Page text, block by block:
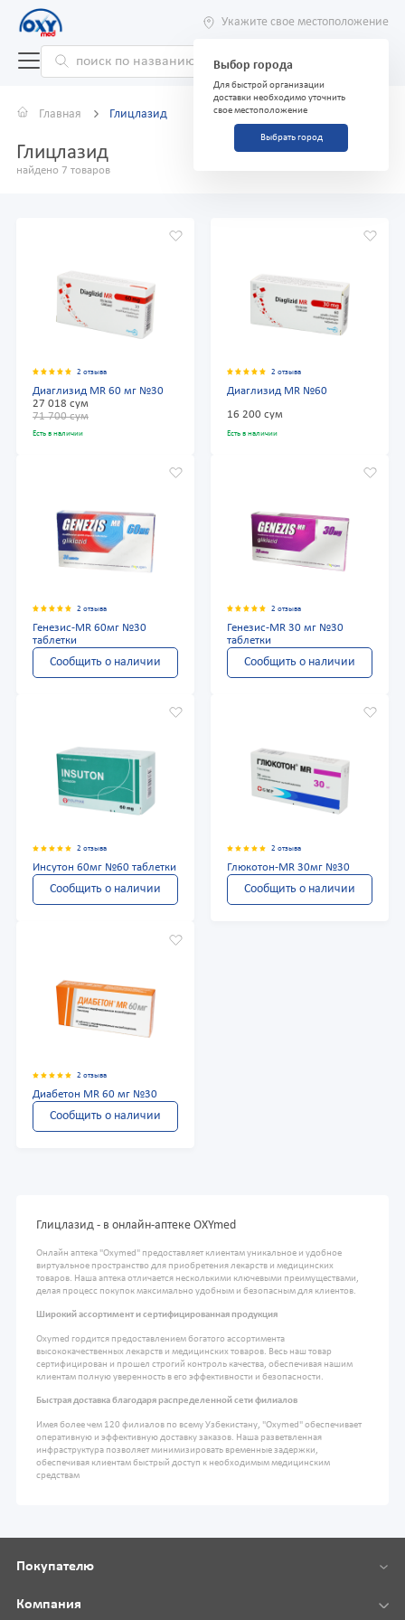
Укажите свое местоположение
Выбор города
Для быстрой организации
доставки необходимо уточнить
свое местоположение
Выбрать город
Главная Глицлазид
Глицлазид
найдено 7 товаров
2 отзыва
Диаглизид MR 60 мг №30
27 018 сум
71 700 сум
Есть в наличии
2 отзыва
Диаглизид MR №60
16 200 сум
Есть в наличии
2 отзыва
Генезис-MR 60мг №30
таблетки
Сообщить о наличии
2 отзыва
Генезис-MR 30 мг №30
таблетки
Сообщить о наличии
2 отзыва
Инсутон 60мг №60 таблетки
Сообщить о наличии
2 отзыва
Глюкотон-MR 30мг №30
Сообщить о наличии
2 отзыва
Диабетон MR 60 мг №30
Сообщить о наличии
Глицлазид - в онлайн-аптеке OXYmed
Онлайн аптека "Oxymed" предоставляет клиентам уникальное и удобное
виртуальное пространство для приобретения лекарств и медицинских
товаров. Наша аптека отличается несколькими ключевыми преимуществами,
делая процесс покупок максимально удобным и безопасным для клиентов.
Широкий ассортимент и сертифицированная продукция
Oxymed гордится предоставлением богатого ассортимента
высококачественных лекарств и медицинских товаров. Весь наш товар
сертифицирован и прошел строгий контроль качества, обеспечивая нашим
клиентам полную уверенность в его эффективности и безопасности.
Быстрая доставка благодаря распределенной сети филиалов
Имея более чем 120 филиалов по всему Узбекистану, "Oxymed" обеспечивает
оперативную и эффективную доставку заказов. Наша разветвленная
инфраструктура позволяет минимизировать временные задержки,
обеспечивая клиентам быстрый доступ к необходимым медицинским
средствам
Покупателю
Компания